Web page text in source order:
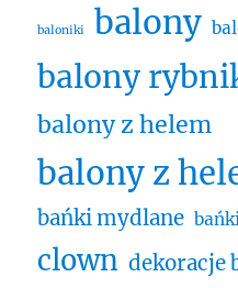
baloniki balony
balony
balony z helem
balony z
bańki mydlane
clown dekoracje